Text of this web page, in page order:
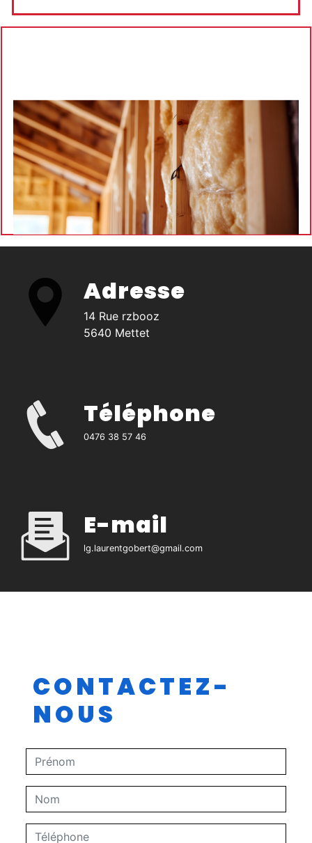
Adresse
14 Rue rzbooz
5640 Mettet
Téléphone
0476 38 57 46
E-mail
lg.laurentgobert@gmail.com
CONTACTEZ-
NOUS